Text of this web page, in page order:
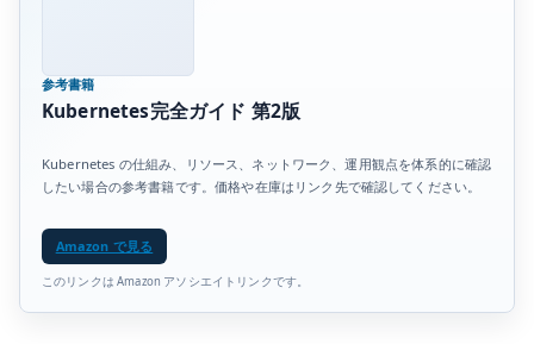
参考書籍
Kubernetes完全ガイド 第2版
Kubernetes の仕組み、リソース、ネットワーク、運用観点を体系的に確認
したい場合の参考書籍です。価格や在庫はリンク先で確認してください。
Amazon で見る
このリンクは Amazon アソシエイトリンクです。